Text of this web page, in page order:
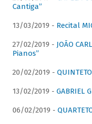
Cantiga”
13/03/2019 - Recital
27/02/2019 - JOÃO
Pianos”
20/02/2019 -
13/02/2019 - GABRIEL
06/02/2019 -